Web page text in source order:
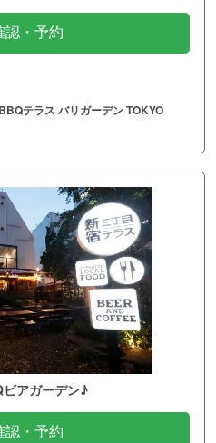
認・予約
テラス バリガーデン TOKYO
アガーデン♪
認・予約